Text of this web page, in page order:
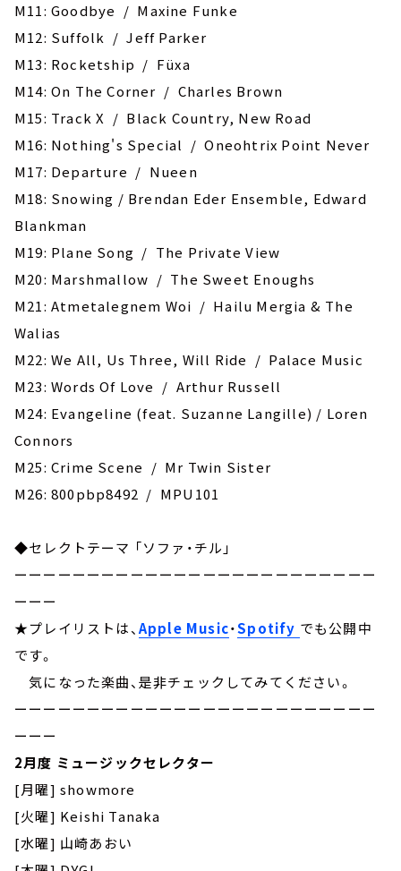
M11: Goodbye / Maxine Funke
M12: Suffolk / Jeff Parker
M13: Rocketship / Füxa
M14: On The Corner / Charles Brown
M15: Track X / Black Country, New Road
M16: Nothing's Special / Oneohtrix Point Never
M17: Departure / Nueen
M18: Snowing / Brendan Eder Ensemble, Edward
Blankman
M19: Plane Song / The Private View
M20: Marshmallow / The Sweet Enoughs
M21: Atmetalegnem Woi / Hailu Mergia & The
Walias
M22: We All, Us Three, Will Ride / Palace Music
M23: Words Of Love / Arthur Russell
M24: Evangeline (feat. Suzanne Langille) / Loren
Connors
M25: Crime Scene / Mr Twin Sister
M26: 800pbp8492 / MPU101
◆セレクトテーマ 「ソファ・チル」
ーーーーーーーーーーーーーーーーーーーーーーーーー
ーーー
★プレイリストは、Apple Music・Spotify でも公開中
です。
気になった楽曲、是非チェックしてみてください。
ーーーーーーーーーーーーーーーーーーーーーーーーー
ーーー
2月度 ミュージックセレクター
[月曜] showmore
[火曜] Keishi Tanaka
[水曜] 山崎あおい